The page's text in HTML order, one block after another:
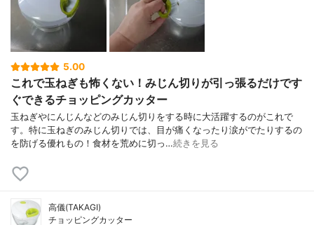
5.00
これで玉ねぎも怖くない！みじん切りが引っ張るだけです
ぐできるチョッピングカッター
玉ねぎやにんじんなどのみじん切りをする時に大活躍するのがこれで
す。特に玉ねぎのみじん切りでは、目が痛くなったり涙がでたりするの
を防げる優れもの！食材を荒めに切っ…続きを見る
高儀(TAKAGI)
チョッピングカッター